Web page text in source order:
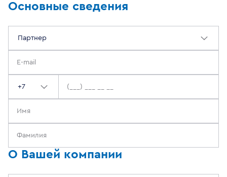
Основные сведения
Партнер
+7
О Вашей компании